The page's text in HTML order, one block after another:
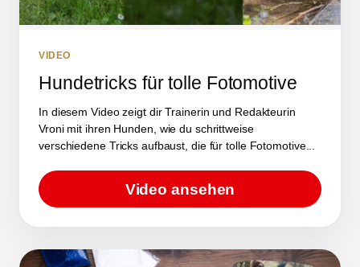
VIDEO
Hundetricks für tolle Fotomotive
In diesem Video zeigt dir Trainerin und Redakteurin
Vroni mit ihren Hunden, wie du schrittweise
verschiedene Tricks aufbaust, die für tolle Fotomotive...
Video ansehen